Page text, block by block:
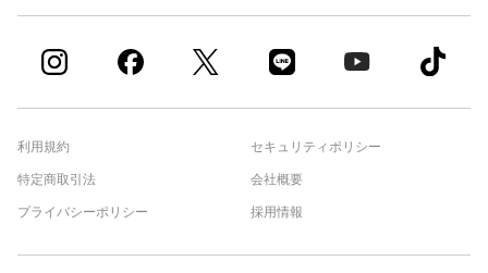
利用規約
特定商取引法
プライバシーポリシー
セキュリティポリシー
会社概要
採用情報